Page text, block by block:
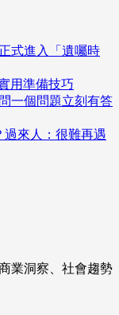
式進入「遺囑時
用準備技巧
一個問題立刻有答
來人：很難再遇
業洞察、社會趨勢